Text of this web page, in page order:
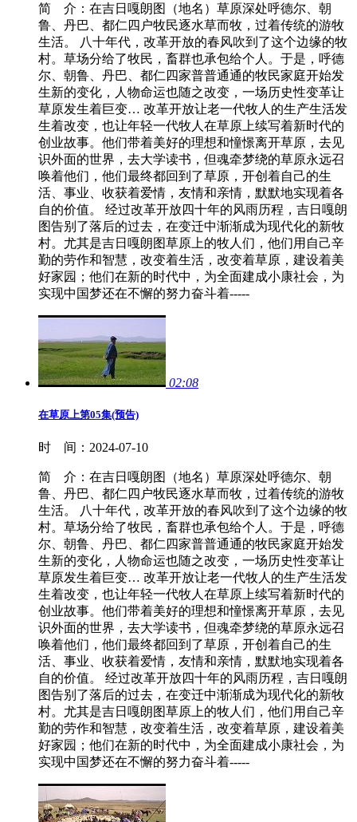
简 介： 在吉日嘎朗图（地名）草原深处呼德尔、朝
鲁、丹巴、都仁四户牧民逐水草而牧，过着传统的游牧
生活。 八十年代，改革开放的春风吹到了这个边缘的牧
村。草场分给了牧民，畜群也承包给个人。于是，呼德
尔、朝鲁、丹巴、都仁四家普普通通的牧民家庭开始发
生新的变化，人物命运也随之改变，一场历史性变革让
草原发生着巨变… 改革开放让老一代牧人的生产生活发
生着改变，也让年轻一代牧人在草原上续写着新时代的
创业故事。他们带着美好的理想和憧憬离开草原，去见
识外面的世界，去大学读书，但魂牵梦绕的草原永远召
唤着他们，他们最终都回到了草原，开创着自己的生
活、事业、收获着爱情，友情和亲情，默默地实现着各
自的价值。 经过改革开放四十年的风雨历程，吉日嘎朗
图告别了落后的过去，在变迁中渐渐成为现代化的新牧
村。尤其是吉日嘎朗图草原上的牧人们，他们用自己辛
勤的劳作和智慧，改变着生活，改变着草原，建设着美
好家园；他们在新的时代中，为全面建成小康社会，为
实现中国梦还在不懈的努力奋斗着-----
02:08
在草原上第05集(预告)
时 间： 2024-07-10
简 介： 在吉日嘎朗图（地名）草原深处呼德尔、朝
鲁、丹巴、都仁四户牧民逐水草而牧，过着传统的游牧
生活。 八十年代，改革开放的春风吹到了这个边缘的牧
村。草场分给了牧民，畜群也承包给个人。于是，呼德
尔、朝鲁、丹巴、都仁四家普普通通的牧民家庭开始发
生新的变化，人物命运也随之改变，一场历史性变革让
草原发生着巨变… 改革开放让老一代牧人的生产生活发
生着改变，也让年轻一代牧人在草原上续写着新时代的
创业故事。他们带着美好的理想和憧憬离开草原，去见
识外面的世界，去大学读书，但魂牵梦绕的草原永远召
唤着他们，他们最终都回到了草原，开创着自己的生
活、事业、收获着爱情，友情和亲情，默默地实现着各
自的价值。 经过改革开放四十年的风雨历程，吉日嘎朗
图告别了落后的过去，在变迁中渐渐成为现代化的新牧
村。尤其是吉日嘎朗图草原上的牧人们，他们用自己辛
勤的劳作和智慧，改变着生活，改变着草原，建设着美
好家园；他们在新的时代中，为全面建成小康社会，为
实现中国梦还在不懈的努力奋斗着-----